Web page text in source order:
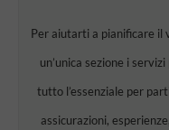
Per aiutarti a pianificare il
un’unica sezione i
tutto l’essenziale per
assicurazioni,